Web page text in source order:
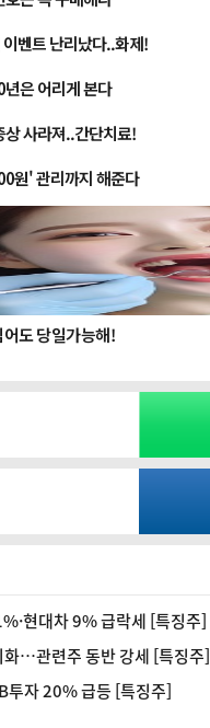
현대차 9% 급락세 [특징주]
화…관련주 동반 강세 [특징주]
자 20% 급등 [특징주]